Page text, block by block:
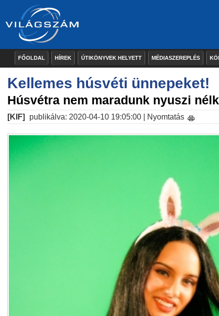
FŐOLDAL HÍREK ÚTIKÖNYVEK HELYETT MÉDIASZEREPLÉS
Kellemes húsvéti ünnepeket!
Húsvétra nem maradunk nyuszi
[KIF] publikálva: 2020-04-10 19:05:00 | Nyomtatás